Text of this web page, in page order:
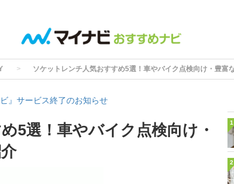
ソケットレンチ人気おすすめ5選！車やバイク点検向け・豊富
』サービス終了のお知らせ
5選！車やバイク点検向け・
1
2